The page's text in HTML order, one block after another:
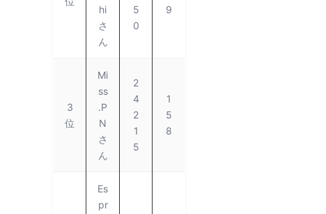
hi
さ
ん
5
0
9
3
位
Mi
ss
.P
N
さ
ん
2
4
2
1
5
1
5
8
Es
pr